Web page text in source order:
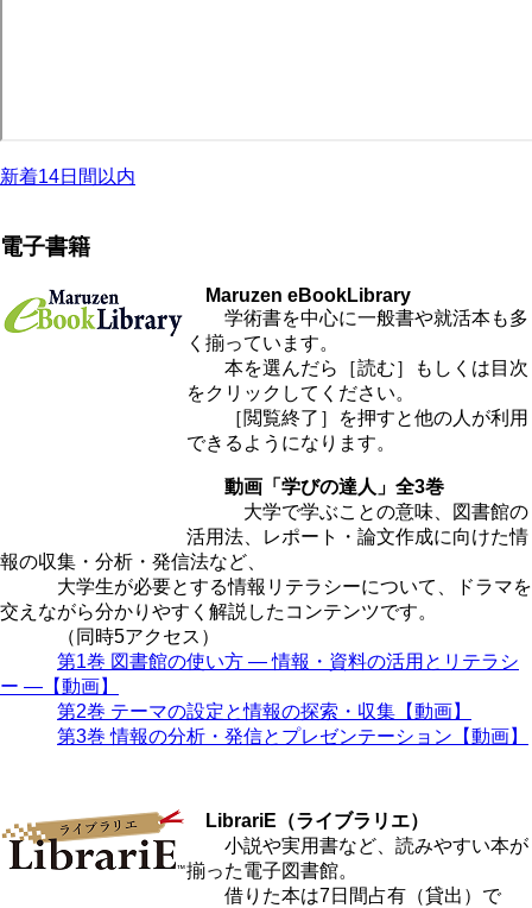
新着14日間以内
電子書籍
Maruzen eBookLibrary
学術書を中心に一般書や就活本も多
く揃っています。
本を選んだら［読む］もしくは目次
をクリックしてください。
［閲覧終了］を押すと他の人が利用
できるようになります。
動画「学びの達人」全3巻
大学で学ぶことの意味、図書館の
活用法、レポート・論文作成に向けた情
報の収集・分析・発信法など、
大学生が必要とする情報リテラシーについて、ドラマを
交えながら分かりやすく解説したコンテンツです。
（同時5アクセス）
第1巻 図書館の使い方 ― 情報・資料の活用とリテラシ
ー ―【動画】
第2巻 テーマの設定と情報の探索・収集【動画】
第3巻 情報の分析・発信とプレゼンテーション【動画】
LibrariE（ライブラリエ）
小説や実用書など、読みやすい本が
揃った電子図書館。
借りた本は7日間占有（貸出）で